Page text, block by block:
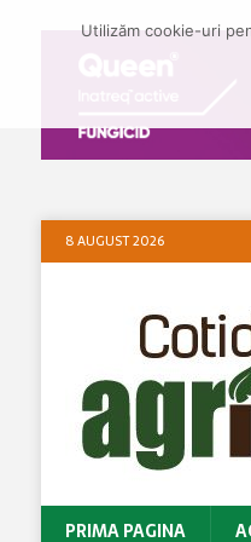
8 AUGUST 2026
PRIMA PAGINA
Utilizăm cookie-uri